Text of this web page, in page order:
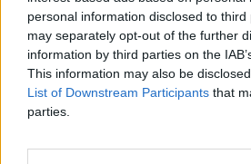
personal information disclosed to
may separately opt-out of the further
information by third parties on the
This information may also be
List of Downstream Participants that
parties.